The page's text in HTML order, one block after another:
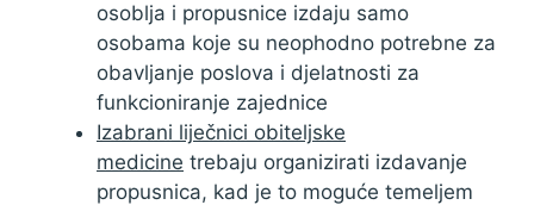
osoblja i propusnice izdaju samo
osobama koje su neophodno potrebne za
obavljanje poslova i djelatnosti za
funkcioniranje zajednice
Izabrani liječnici obiteljske
medicine trebaju organizirati izdavanje
propusnica, kad je to moguće temeljem